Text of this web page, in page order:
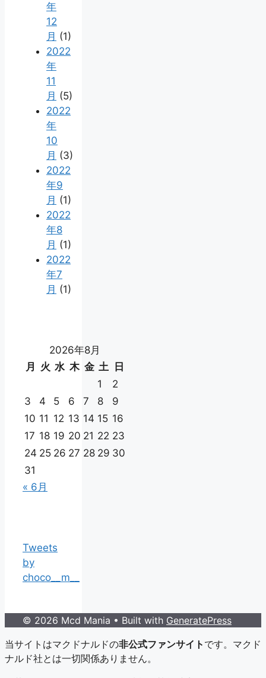
年
12
月 (1)
2022
年
11
月 (5)
2022
年
10
月 (3)
2022
年9
月 (1)
2022
年8
月 (1)
2022
年7
月 (1)
2026年8月
月
火 水 木 金 土
日
1
2
3
4 5 6 7 8
9
10 11 12 13 14 15 16
17 18 19 20 21 22 23
24 25 26 27 28 29 30
31
« 6月
Tweets
by
choco__m__
© 2026 Mcd Mania • Built with GeneratePress
当サイトはマクドナルドの非公式ファンサイト です。マクド
ナルド社とは一切関係ありません。